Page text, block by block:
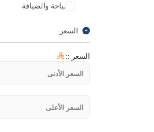
السياحة والضيافة
السعر
السعر ::